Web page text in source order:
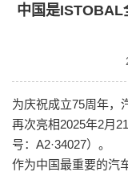
中国是ISTOBAL
为庆祝成立75周年，
再次亮相2025年2月
号：A2·34027）。
作为中国最重要的汽